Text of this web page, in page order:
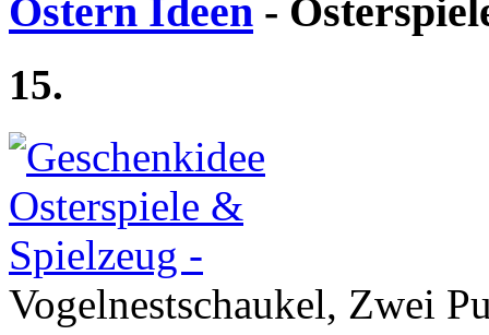
Ostern Ideen -
15.
Vogelnestschaukel, Zwei